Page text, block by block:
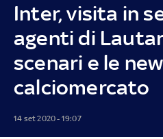
Inter, visita in
agenti di
scenari e le
calciomercato
14 set 2020 - 19:07